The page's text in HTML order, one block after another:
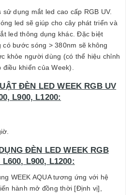
dụng mắt led cao cấp RGB UV.
led sẽ giúp cho cây phát triển và
led thông dụng khác. Đặc biệt
bước sóng > 380nm sẽ không
khỏe người dùng (có thể hiệu chỉnh
khiển của Week).
ĐÈN LED WEEK RGB UV
L900, L1200:
ĐÈN LED WEEK RGB
L900, L1200:
WEEK AQUA tương ứng với hệ
hành mở đồng thời [Định vị],